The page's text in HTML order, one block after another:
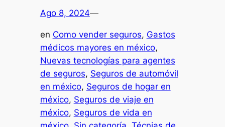
Ago 8, 2024—
en Como vender seguros, Gastos
médicos mayores en méxico
Nuevas tecnologías para agentes
de seguros, Seguros de automóvil
en méxico, Seguros de hogar en
méxico, Seguros de viaje en
méxico, Seguros de vida en